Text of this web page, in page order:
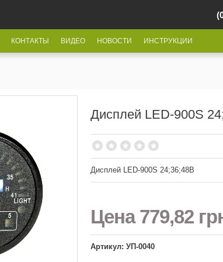
КОНТАКТЫ ВИДЕО НОВОСТИ ИНСТРУКЦИИ
Дисплей LED-900S
Дисплей LED-900S 24;36;48В
Цена779,82
Артикул: УП-0040